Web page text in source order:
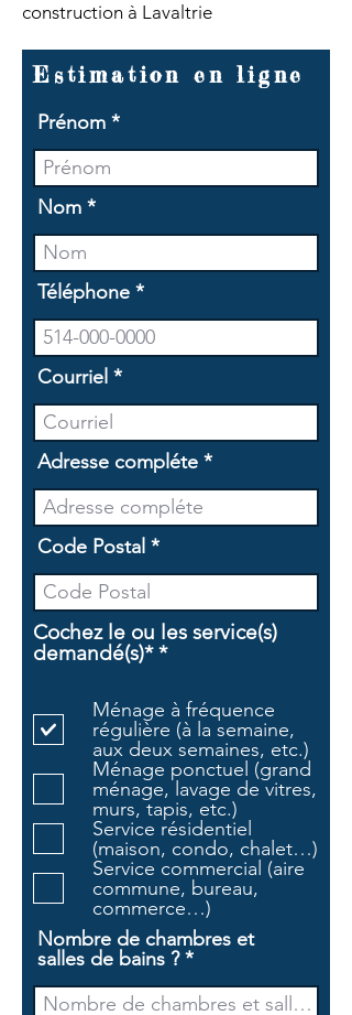
construction à Lavaltrie
Estimation en ligne
Prénom
Nom
Téléphone
Courriel
Adresse compléte
Code Postal
Cochez le ou les service(s)
demandé(s)* *O
g
a
t
o
i
r
e
Ménage à fréquence
régulière (à la semaine,
aux deux semaines, etc.)
Ménage ponctuel (grand
ménage, lavage de vitres,
murs, tapis, etc.)
Service résidentiel
(maison, condo, chalet…)
Service commercial (aire
commune, bureau,
commerce…)
Nombre de chambres et
salles de bains ?